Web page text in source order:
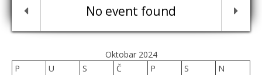
No event found
Oktobar 2024
P
U S Č P S
N